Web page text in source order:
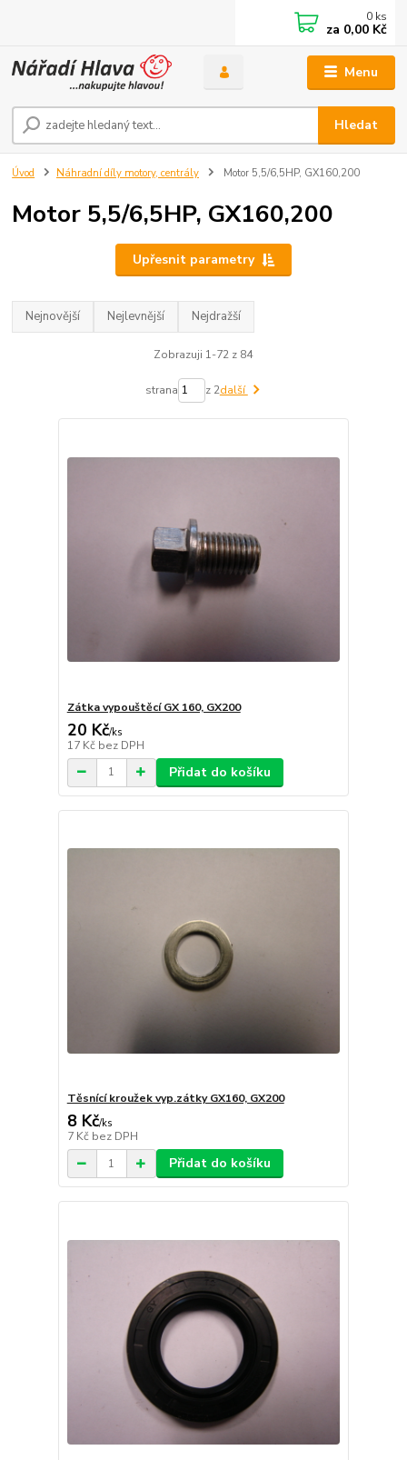
Menu
Hledat
0 ks
za 0,00 Kč
Úvod Náhradní díly motory, centrály Motor 5,5/6,5HP, GX160,200
Motor 5,5/6,5HP, GX160,200
Upřesnit parametry
Nejnovější Nejlevnější Nejdražší
Zobrazuji 1-72 z 84
strana z 2další
Zátka vypouštěcí GX 160, GX200
20 Kč/ks
17 Kč bez DPH
Přidat do košíku
Těsnící kroužek vyp.zátky GX160, GX200
8 Kč/ks
7 Kč bez DPH
Přidat do košíku